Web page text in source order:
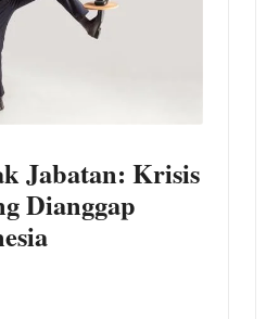
Jabatan: Krisis
Dianggap